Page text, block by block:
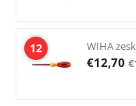
12 WIHA
€12,70 €